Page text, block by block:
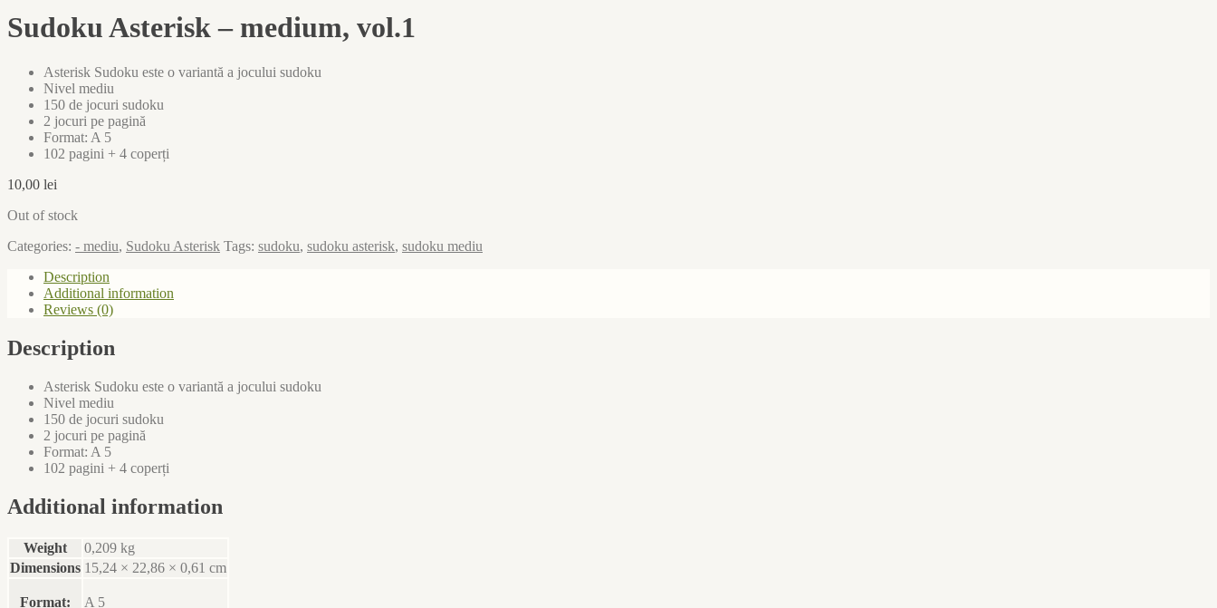
Sudoku Asterisk – medium, vol.1
Asterisk Sudoku este o variantă a jocului sudoku
Nivel mediu
150 de jocuri sudoku
2 jocuri pe pagină
Format: A 5
102 pagini + 4 coperți
10,00 lei
Out of stock
Categories: - mediu, Sudoku Asterisk Tags: sudoku, sudoku asterisk, sudoku mediu
Description
Additional information
Reviews (0)
Description
Asterisk Sudoku este o variantă a jocului sudoku
Nivel mediu
150 de jocuri sudoku
2 jocuri pe pagină
Format: A 5
102 pagini + 4 coperți
Additional information
Weight
0,209 kg
Dimensions 15,24 × 22,86 × 0,61 cm
Format: A 5